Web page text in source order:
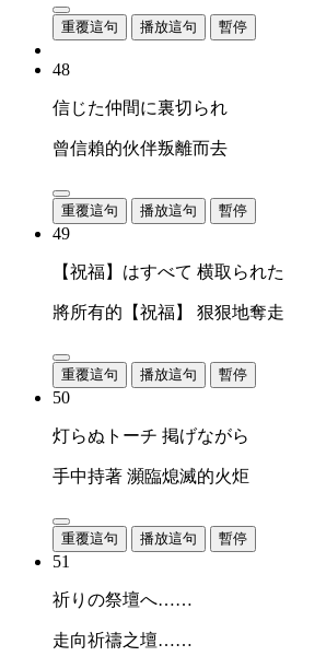
重覆這句 播放這句 暫停
48
信じた仲間に裏切られ
曾信賴的伙伴叛離而去
重覆這句 播放這句 暫停
49
【祝福】はすべて 横取られた
將所有的【祝福】 狠狠地奪走
重覆這句 播放這句 暫停
50
灯らぬトーチ 掲げながら
手中持著 瀕臨熄滅的火炬
重覆這句 播放這句 暫停
51
祈りの祭壇へ……
走向祈禱之壇……